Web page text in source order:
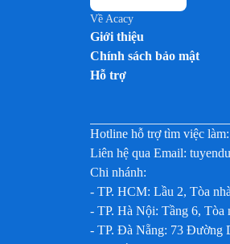
Việc làm PG
Việc làm PG / PB Bán hàng
Manager)
Việc làm Siêu thị
Việc làm Trưng bày
Việc làm Trưởng nhóm kinh
Leader)
Việc làm Trưởng nhóm PG
Về Acacy
Giới thiệu
Chính sách bảo mật
Hỗ trợ
Hotline hỗ trợ tìm việc làm:
Liên hệ qua Email:
Chi nhánh:
- TP. HCM: Lầu 2, Tòa
- TP. Hà Nội: Tầng 6,
- TP. Đà Nẵng: 73 Đường